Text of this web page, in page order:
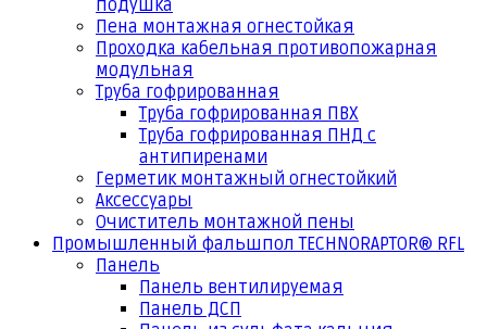
подушка
Пена монтажная огнестойкая
Проходка кабельная противопожарная
модульная
Труба гофрированная
Труба гофрированная ПВХ
Труба гофрированная ПНД с
антипиренами
Герметик монтажный огнестойкий
Аксессуары
Очиститель монтажной пены
Промышленный фальшпол TECHNORAPTOR® RFL
Панель
Панель вентилируемая
Панель ДСП